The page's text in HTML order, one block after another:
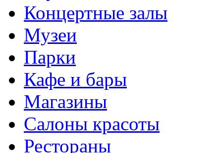
Концертные залы
Музеи
Парки
Кафе и бары
Магазины
Салоны красоты
Рестораны